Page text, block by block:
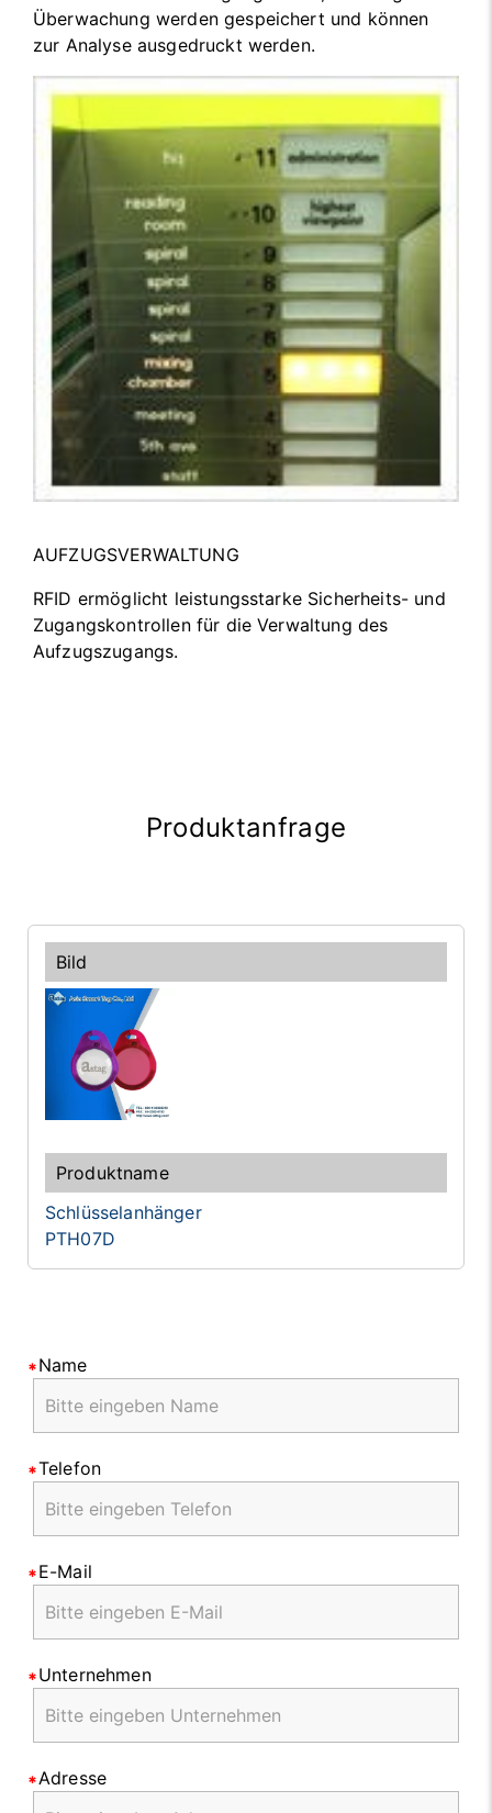
Überwachung werden gespeichert und können
zur Analyse ausgedruckt werden.
AUFZUGSVERWALTUNG
RFID ermöglicht leistungsstarke Sicherheits- und
Zugangskontrollen für die Verwaltung des
Aufzugszugangs.
Produktanfrage
Schlüsselanhänger
PTH07D
Name
Telefon
E-Mail
Unternehmen
Adresse